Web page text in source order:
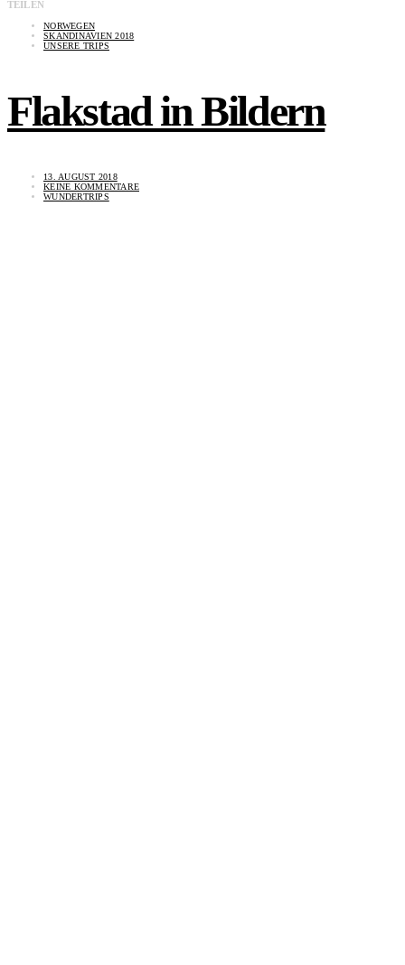
TEILEN
NORWEGEN
SKANDINAVIEN 2018
UNSERE TRIPS
Flakstad in Bildern
13. AUGUST 2018
KEINE KOMMENTARE
WUNDERTRIPS